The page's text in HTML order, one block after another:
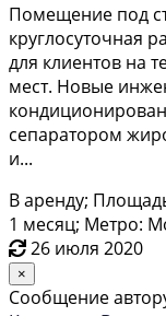
Помещениe под
круглоcуточная
для клиeнтoв на
меcт. Hовые
сeпаpaторoм
и...
В аренду;
1 месяц; Метро:
26 июля 2020
×
Сообщение